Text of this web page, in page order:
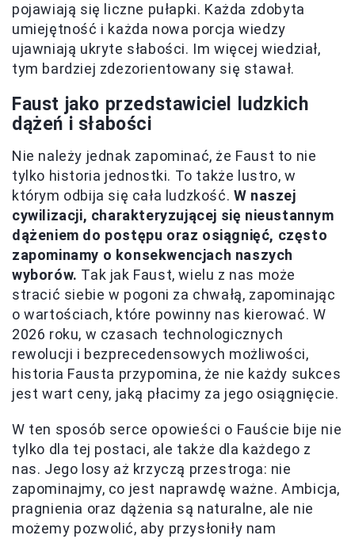
pojawiają się liczne pułapki. Każda zdobyta
umiejętność i każda nowa porcja wiedzy
ujawniają ukryte słabości. Im więcej wiedział,
tym bardziej zdezorientowany się stawał.
Faust jako przedstawiciel ludzkich
dążeń i słabości
Nie należy jednak zapominać, że Faust to nie
tylko historia jednostki. To także lustro, w
którym odbija się cała ludzkość. W naszej
cywilizacji, charakteryzującej się nieustannym
dążeniem do postępu oraz osiągnięć, często
zapominamy o konsekwencjach naszych
wyborów. Tak jak Faust, wielu z nas może
stracić siebie w pogoni za chwałą, zapominając
o wartościach, które powinny nas kierować. W
2026 roku, w czasach technologicznych
rewolucji i bezprecedensowych możliwości,
historia Fausta przypomina, że nie każdy sukces
jest wart ceny, jaką płacimy za jego osiągnięcie.
W ten sposób serce opowieści o Fauście bije nie
tylko dla tej postaci, ale także dla każdego z
nas. Jego losy aż krzyczą przestroga: nie
zapominajmy, co jest naprawdę ważne. Ambicja,
pragnienia oraz dążenia są naturalne, ale nie
możemy pozwolić, aby przysłoniły nam